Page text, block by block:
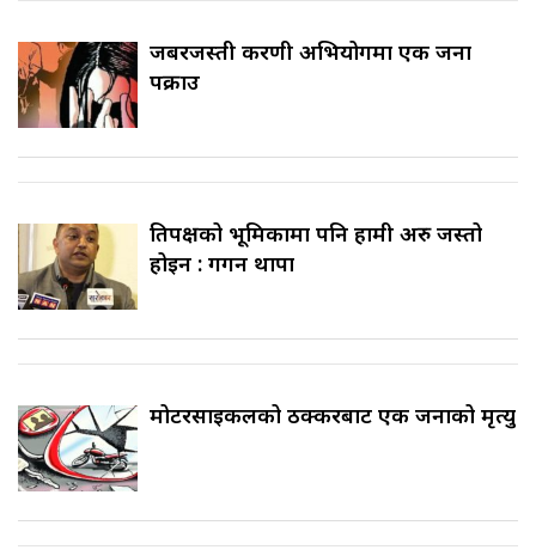
जबरजस्ती करणी अभियोगमा एक जना
पक्राउ
प्रतिपक्षको भूमिकामा पनि हामी अरु जस्तो
होइन : गगन थापा
मोटरसाइकलको ठक्करबाट एक जनाको मृत्यु